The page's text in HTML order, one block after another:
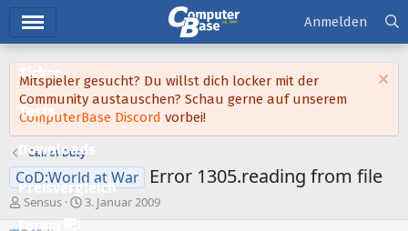
Ticker
Tests
Downloads
Preisvergleich
Forum
Anmelden
Mitspieler gesucht? Du willst dich locker mit der
Community austauschen? Schau gerne auf unserem
ComputerBase Discord vorbei!
Call of Duty
CoD:World at War Error 1305.reading from file
E
r
Sensus
E
3. Januar 2009